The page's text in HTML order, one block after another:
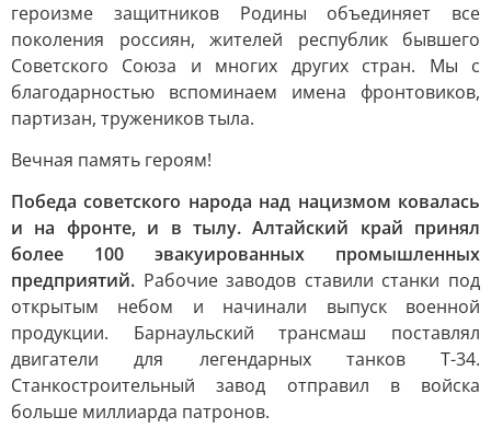
героизме защитников Родины объединяет все
поколения россиян, жителей республик бывшего
Советского Союза и многих других стран. Мы с
благодарностью вспоминаем имена фронтовиков,
партизан, тружеников тыла.
Вечная память героям!
Победа советского народа над нацизмом ковалась
и на фронте, и в тылу. Алтайский край принял
более 100 эвакуированных промышленных
предприятий. Рабочие заводов ставили станки под
открытым небом и начинали выпуск военной
продукции. Барнаульский трансмаш поставлял
двигатели для легендарных танков Т-34.
Станкостроительный завод отправил в войска
больше миллиарда патронов.